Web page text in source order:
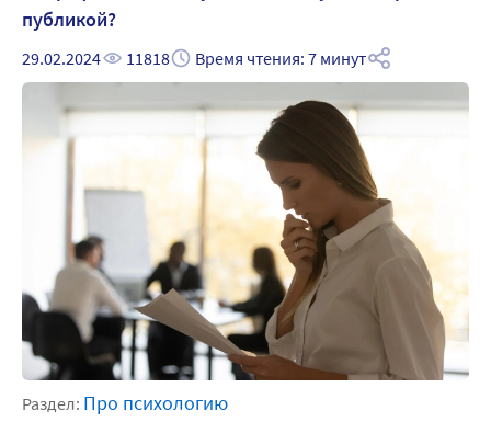
публикой?
29.02.2024 11818 Время чтения: 7 минут
Раздел: Про психологию